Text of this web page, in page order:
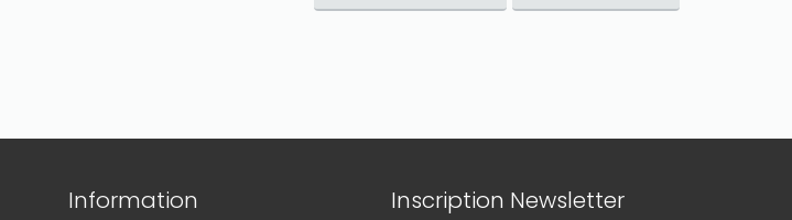
Information Inscription Newsletter